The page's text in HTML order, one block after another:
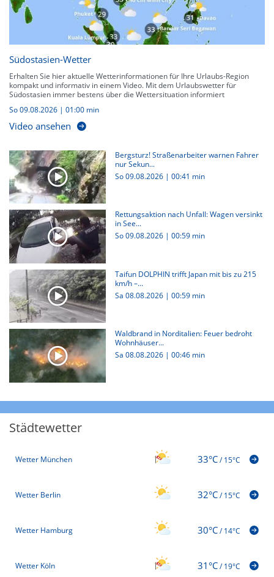
Südostasien-Wetter
Erhalten Sie hier aktuelle Wetterinformationen für Ihre Urlaubs-Region
kompakt und informativ in einem Video. Mit dem Urlaubswetter für
Südostasien immer bestens über die Wettersituation informiert
So 09.08.2026 | 01:00 min
Video ansehen
Bergsturz! Straßenarbeiter warnen Fahrer
nur Sekun...
So 09.08.2026 |00:41 min
Rettungsaktion nach Unfall: Wagen versinkt
in See...
So 09.08.2026 |00:59 min
Taifun DOLPHIN trifft Japan mit bis zu 215
km/h –...
Sa 08.08.2026 |00:59 min
Waldbrand in Norditalien: Feuer bedroht
Wohnhäuser...
Sa 08.08.2026 |00:46 min
Städtewetter
Wetter München 33°C/15°C
Wetter Berlin 32°C/15°C
Wetter Hamburg 30°C/14°C
Wetter Köln 31°C/19°C